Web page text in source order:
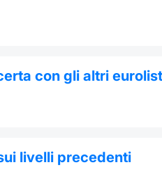
con gli altri
livelli precedenti